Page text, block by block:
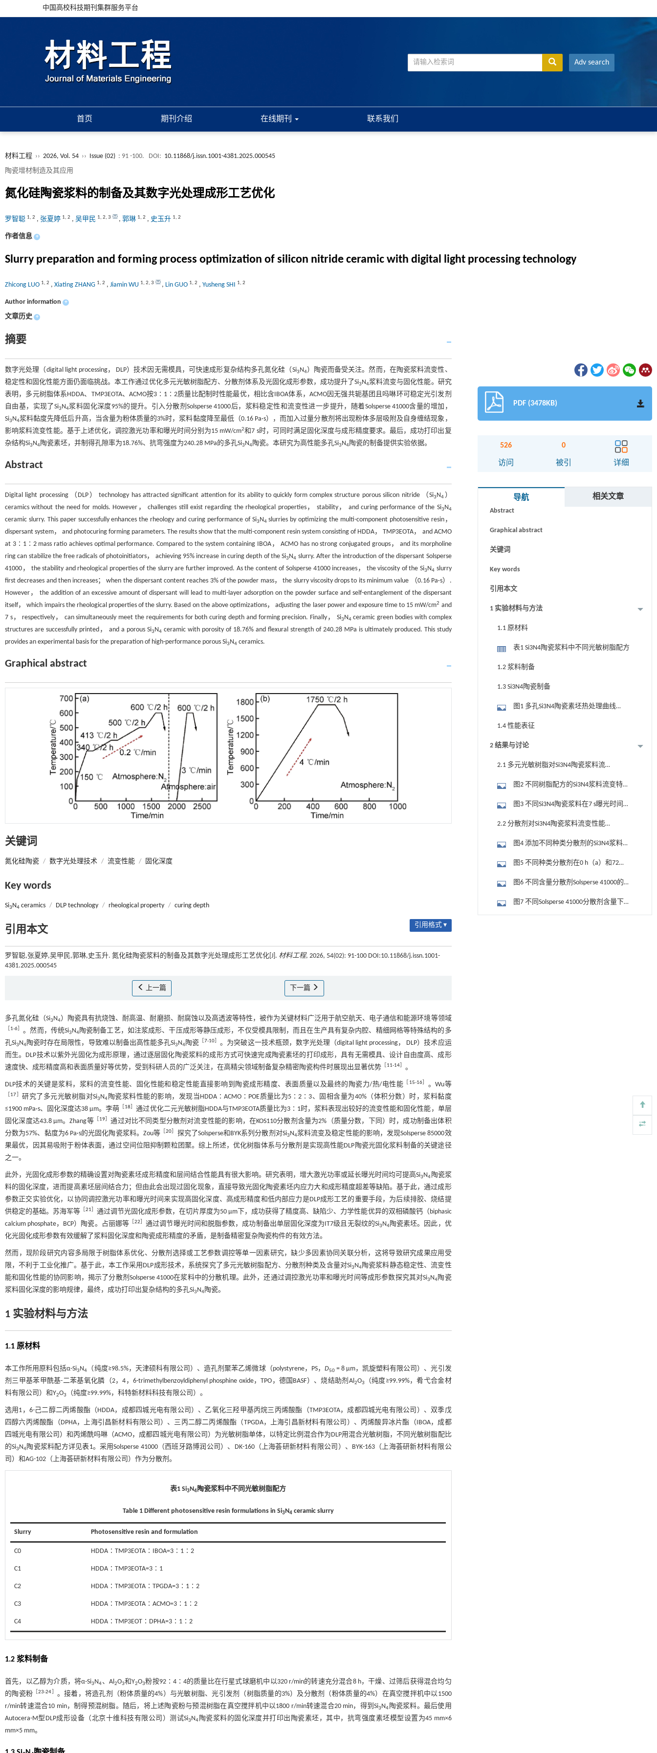
中国高校科技期刊集群服务平台
Adv search
首页 期刊介绍 在线期刊 联系我们
材料工程 ›› 2026, Vol. 54 ›› Issue (02) : 91 -100. DOI: 10.11868/j.issn.1001-4381.2025.000545
陶瓷增材制造及其应用
氮化硅陶瓷浆料的制备及其数字光处理成形工艺优化
罗智聪 1, 2 , 张夏婷 1, 2 , 吴甲民 1, 2, 3 , 郭琳 1, 2 , 史玉升 1, 2
作者信息 +
Slurry preparation and forming process optimization of silicon nitride ceramic with digital light processing technology
Zhicong LUO 1, 2 , Xiating ZHANG 1, 2 , Jiamin WU 1, 2, 3 , Lin GUO 1, 2 , Yusheng SHI 1, 2
Author information +
文章历史 +
摘要
数字光处理（digital light processing， DLP）技术因无需模具，可快速成形复杂结构多孔氮化硅（Si3N4）陶瓷而备受关注。然而，在陶瓷浆料流变性、
稳定性和固化性能方面仍面临挑战。本工作通过优化多元光敏树脂配方、分散剂体系及光固化成形参数，成功提升了Si3N4浆料流变与固化性能。研究
表明，多元树脂体系HDDA、TMP3EOTA、ACMO按3∶1∶2质量比配制时性能最优，相比含IBOA体系，ACMO因无强共轭基团且吗啉环可稳定光引发剂
自由基，实现了Si3N4浆料固化深度95%的提升。引入分散剂Solsperse 41000后，浆料稳定性和流变性进一步提升，随着Solsperse 41000含量的增加，
Si3N4浆料黏度先降低后升高，当含量为粉体质量的3%时，浆料黏度降至最低（0.16 Pa·s），而加入过量分散剂将出现粉体多层吸附及自身缠结现象，
影响浆料流变性能。基于上述优化，调控激光功率和曝光时间分别为15 mW/cm2和7 s时，可同时满足固化深度与成形精度要求。最后，成功打印出复
杂结构Si3N4陶瓷素坯，并制得孔隙率为18.76%、抗弯强度为240.28 MPa的多孔Si3N4陶瓷。本研究为高性能多孔Si3N4陶瓷的制备提供实验依据。
Abstract
Digital light processing （DLP） technology has attracted significant attention for its ability to quickly form complex structure porous silicon nitride （Si3N4 ）
ceramics without the need for molds. However， challenges still exist regarding the rheological properties， stability， and curing performance of the Si3N4
ceramic slurry. This paper successfully enhances the rheology and curing performance of Si3N4slurries by optimizing the multi-component photosensitive resin，
dispersant system， and photocuring forming parameters. The results show that the multi-component resin system consisting of HDDA， TMP3EOTA， and ACMO
at 3∶1∶2 mass ratio achieves optimal performance. Compared to the system containing IBOA， ACMO has no strong conjugated groups， and its morpholine
ring can stabilize the free radicals of photoinitiators， achieving 95% increase in curing depth of the Si3N4 slurry. After the introduction of the dispersant Solsperse
41000， the stability and rheological properties of the slurry are further improved. As the content of Solsperse 41000 increases， the viscosity of the Si3N4 slurry
first decreases and then increases； when the dispersant content reaches 3% of the powder mass， the slurry viscosity drops to its minimum value （0.16 Pa·s）.
However， the addition of an excessive amount of dispersant will lead to multi-layer adsorption on the powder surface and self-entanglement of the dispersant
itself， which impairs the rheological properties of the slurry. Based on the above optimizations， adjusting the laser power and exposure time to 15 mW/cm2 and
7 s， respectively， can simultaneously meet the requirements for both curing depth and forming precision. Finally， Si3N4ceramic green bodies with complex
structures are successfully printed， and a porous Si3N4ceramic with porosity of 18.76% and flexural strength of 240.28 MPa is ultimately produced. This study
provides an experimental basis for the preparation of high-performance porous Si3N4 ceramics.
Graphical abstract
关键词
氮化硅陶瓷 / 数字光处理技术 / 流变性能 / 固化深度
Key words
Si3N4 ceramics / DLP technology / rheological property / curing depth
引用本文 引用格式 ▾
罗智聪,张夏婷,吴甲民,郭琳,史玉升. 氮化硅陶瓷浆料的制备及其数字光处理成形工艺优化[J]. 材料工程, 2026, 54(02): 91-100 DOI:10.11868/j.issn.1001-
4381.2025.000545
上一篇 下一篇
多孔氮化硅（Si3N4）陶瓷具有抗烧蚀、耐高温、耐磨损、耐腐蚀以及高透波等特性，被作为关键材料广泛用于航空航天、电子通信和能源环境等领域
1-6 。然而，传统Si3N4陶瓷制备工艺，如注浆成形、干压成形等静压成形，不仅受模具限制，而且在生产具有复杂内腔、精细网格等特殊结构的多
孔Si3N4陶瓷时存在局限性，导致难以制备出高性能多孔Si3N4陶瓷 ［7-10
。为突破这一技术瓶颈，数字光处理（digital light processing， DLP）技术应运
而生。DLP技术以紫外光固化为成形原理，通过逐层固化陶瓷浆料的成形方式可快速完成陶瓷素坯的打印成形，具有无需模具、设计自由度高、成形
速度快、成形精度高和表面质量好等优势，受到科研人员的广泛关注，在高精尖领域制备复杂精密陶瓷构件时展现出显著优势
11-14 。
DLP技术的关键是浆料，浆料的流变性能、固化性能和稳定性能直接影响到陶瓷成形精度、表面质量以及最终的陶瓷力/热/电性能 15-16］ 。Wu等
17 ］研究了多元光敏树脂对Si3N4 陶瓷浆料性能的影响，发现当HDDA∶ACMO∶POE质量比为5∶2∶3、固相含量为40%（体积分数）时，浆料黏度
≤1900 mPa·s、固化深度达38 μm。李萌
18 ］通过优化二元光敏树脂HDDA与TMP3EOTA质量比为3∶1时，浆料表现出较好的流变性能和固化性能，单层
固化深度达43.8 μm。Zhang等［ 19］通过对比不同类型分散剂对流变性能的影响，在KOS110分散剂含量为2%（质量分数，下同）时，成功制备出体积
分数为57%、黏度为6 Pa·s的光固化陶瓷浆料。Zou等 ［20 探究了Solsperse和BYK系列分散剂对Si3N4浆料流变及稳定性能的影响，发现Solsperse 85000效
果最优，因其易吸附于粉体表面，通过空间位阻抑制颗粒团聚。综上所述，优化树脂体系与分散剂是实现高性能DLP陶瓷光固化浆料制备的关键途径
之一。
此外，光固化成形参数的精确设置对陶瓷素坯成形精度和层间结合性能具有很大影响。研究表明，增大激光功率或延长曝光时间均可提高Si3N4 陶瓷浆
料的固化深度，进而提高素坯层间结合力；但由此会出现过固化现象，直接导致光固化陶瓷素坯内应力大和成形精度超差等缺陷。基于此，通过成形
参数正交实验优化，以协同调控激光功率和曝光时间来实现高固化深度、高成形精度和低内部应力是DLP成形工艺的重要手段，为后续排胶、烧结提
供稳定的基础。苏海军等 ［21 ］通过调节光固化成形参数，在切片厚度为50 μm下，成功获得了精度高、缺陷少、力学性能优异的双相磷酸钙（biphasic
calcium phosphate，BCP）陶瓷。占丽娜等［22 ］通过调节曝光时间和脱脂参数，成功制备出单层固化深度为IT7级且无裂纹的Si3N4陶瓷素坯。因此，优
化光固化成形参数有效缓解了浆料固化深度和陶瓷成形精度的矛盾，是制备精密复杂陶瓷构件的有效方法。
然而，现阶段研究内容多局限于树脂体系优化、分散剂选择或工艺参数调控等单一因素研究，缺少多因素协同关联分析，这将导致研究成果应用受
限，不利于工业化推广。基于此，本工作采用DLP成形技术，系统探究了多元光敏树脂配方、分散剂种类及含量对Si3N4陶瓷浆料静态稳定性、流变性
能和固化性能的协同影响，揭示了分散剂Solsperse 41000在浆料中的分散机理。此外，还通过调控激光功率和曝光时间等成形参数探究其对Si3N4陶瓷
浆料固化深度的影响规律，最终，成功打印出复杂结构的多孔Si3N4陶瓷。
1 实验材料与方法
1.1 原材料
本工作所用原料包括α-Si3N4 （纯度≥98.5%，天津硕科有限公司）、造孔剂聚苯乙烯微球（polystyrene，PS， D50= 8 μm，凯旋塑料有限公司）、光引发
剂三甲基苯甲酰基-二苯基氧化膦（2，4，6-trimethylbenzoyldiphenyl phosphine oxide，TPO，德国BASF）、烧结助剂Al2O3
（纯度≥99.99%，肴弋合金材
料有限公司）和Y2O3 （纯度≥99.99%，科特新材料科技有限公司）。
选用1，6-己二醇二丙烯酸酯（HDDA，成都四城光电有限公司）、乙氧化三羟甲基丙烷三丙烯酸酯（TMP3EOTA，成都四城光电有限公司）、双季戊
四醇六丙烯酸酯（DPHA，上海引昌新材料有限公司）、三丙二醇二丙烯酸酯（TPGDA，上海引昌新材料有限公司）、丙烯酸异冰片酯（IBOA，成都
四城光电有限公司）和丙烯酰吗啉（ACMO，成都四城光电有限公司）为光敏树脂单体，以特定比例混合作为DLP用混合光敏树脂，不同光敏树脂配比
的Si3N4陶瓷浆料配方详见表1。采用Solsperse 41000（西班牙路博润公司）、DK-160（上海荟研新材料有限公司）、BYK-163（上海荟研新材料有限公
司）和AG-102（上海荟研新材料有限公司）作为分散剂。
表1 Si3N4陶瓷浆料中不同光敏树脂配方
Table 1 Different photosensitive resin formulations in Si3N4ceramic slurry
Slurry Photosensitive resin and formulation
C0 HDDA∶TMP3EOTA∶IBOA=3∶1∶2
C1 HDDA∶TMP3EOTA=3∶1
C2 HDDA∶TMP3EOTA∶TPGDA=3∶1∶2
C3 HDDA∶TMP3EOTA∶ACMO=3∶1∶2
C4 HDDA∶TMP3EOT∶DPHA=3∶1∶2
1.2 浆料制备
首先，以乙醇为介质，将α-Si3N4、Al2O3和Y2O3粉按92∶4∶4的质量比在行星式球磨机中以320 r/min的转速充分混合8 h，干燥、过筛后获得混合均匀
的陶瓷粉 ［23-24
。接着，将造孔剂（粉体质量的4%）与光敏树脂、光引发剂（树脂质量的3%）及分散剂（粉体质量的4%）在真空搅拌机中以1500
r/min转速混合10 min，制得预混树脂。随后，将上述陶瓷粉与预混树脂在真空搅拌机中以1800 r/min转速混合20 min，得到Si3N4 陶瓷浆料。最后使用
Autocera-M型DLP成形设备（北京十维科技有限公司）测试Si3N4 陶瓷浆料的固化深度并打印出陶瓷素坯，其中，抗弯强度素坯模型设置为45 mm×6
mm×5 mm。
PDF (3478KB)
526
访问
0
被引 详细
导航 相关文章
Abstract
Graphical abstract
关键词
Key words
引用本文
1 实验材料与方法
1.1 原材料
表1 Si3N4陶瓷浆料中不同光敏树脂配方
1.2 浆料制备
1.3 Si3N4陶瓷制备
图1 多孔Si3N4陶瓷素坯热处理曲线
（a）脱脂曲线；（b）烧结曲线
1.4 性能表征
2 结果与讨论
2.1 多元光敏树脂对Si3N4陶瓷浆料流变
性能和固化性能的影响
图2 不同树脂配方的Si3N4浆料流变特性
图3 不同Si3N4陶瓷浆料在7 s曝光时间和
15 mW/cm2激光功率下的单层固化深度
2.2 分散剂对Si3N4陶瓷浆料流变性能和
固化性能的影响
图4 添加不同种类分散剂的Si3N4浆料流
图5 不同种类分散剂在0 h（a）和72
h（b）的沉降情况
图6 不同含量分散剂Solsperse 41000的
Si3N4陶瓷浆料在不同剪切速率下的黏度
图7 不同Solsperse 41000分散剂含量下空
间位阻稳定机制（a）2%；（b）3%；